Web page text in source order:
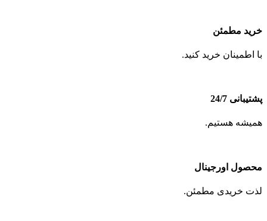
خرید مطمئن
با اطمینان خرید کنید.
پشتیبانی 24/7
همیشه هستیم.
محصول اورجینال
لذت خریدی مطمئن.